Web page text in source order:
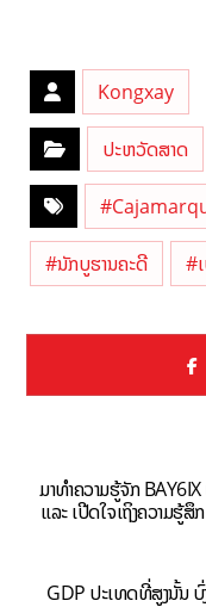
Kongxay
ປະຫວັດສາດ
#ນັກບູຮານຄະດີ #
ມາທໍາຄວາມຮູ້ຈັກ BAY6IX
ແລະ ເປີດໃຈເຖິງຄວາມຮູ້
GDP ປະເທດທີ່ສູງນັ້ນ ບົ່